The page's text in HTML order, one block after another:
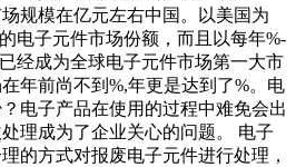
规模在亿元左右中国。以美国为
电子元件市场份额，而且以每年%-
经成为全球电子元件市场第一大市
年前尚不到%,年更是达到了%。电
电子产品在使用的过程中难免会出
理成为了企业关心的问题。 电子
的方式对报废电子元件进行处理，